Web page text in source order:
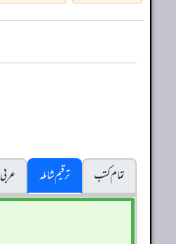
تمام کتب
ترقیم شاملہ عربی